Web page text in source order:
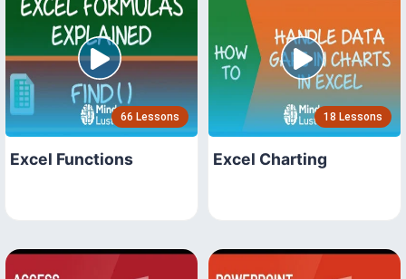
66 Lessons
Excel Functions
18 Lessons
Excel Charting